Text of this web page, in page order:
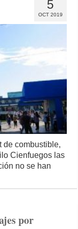
5
OCT 2019
de combustible,
Cienfuegos las
no se han
por